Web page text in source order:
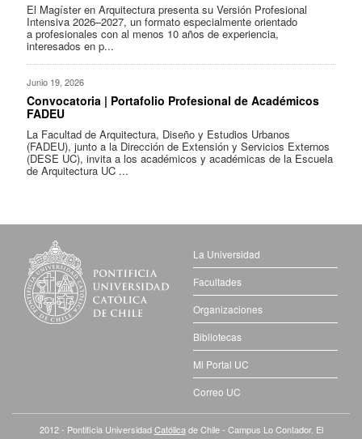
El Magíster en Arquitectura presenta su Versión Profesional
Intensiva 2026–2027, un formato especialmente orientado
a profesionales con al menos 10 años de experiencia,
interesados en p...
Junio 19, 2026
Convocatoria | Portafolio Profesional de Académicos
FADEU
La Facultad de Arquitectura, Diseño y Estudios Urbanos
(FADEU), junto a la Dirección de Extensión y Servicios Externos
(DESE UC), invita a los académicos y académicas de la Escuela
de Arquitectura UC ...
La Universidad
Facultades
Organizaciones
Bibliotecas
Mi Portal UC
Correo UC
2012 - Pontificia UniversidadCatólica de Chile - Campus Lo Contador. El